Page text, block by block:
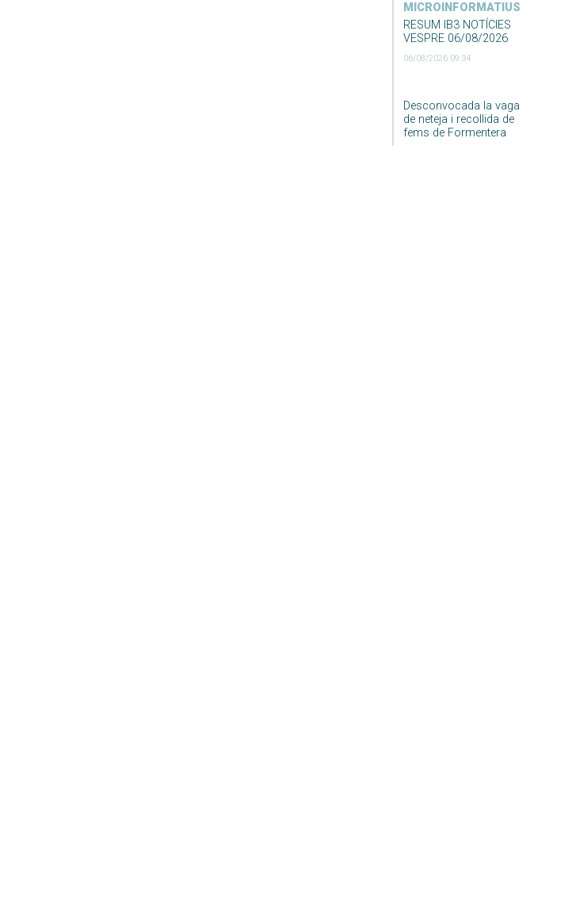
MICROINFORMATIUS
RESUM IB3 NOTÍCIES
VESPRE 06/08/2026
06/08/2026 09:34
Desconvocada la vaga
de neteja i recollida de
fems de Formentera